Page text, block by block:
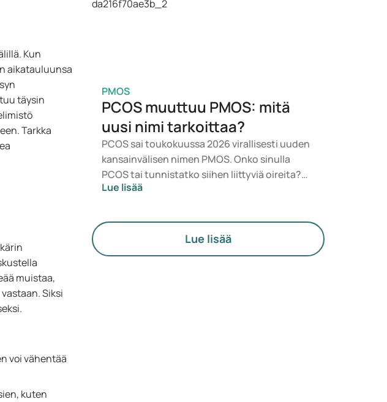
Kun
aikatauluunsa
täysin
Tarkka
muistaa,
Siksi
voi vähentää
kuten
lääkityksen perusteella.
PMOS
PCOS muuttuu PMOS: mitä
uusi nimi tarkoittaa?
PCOS sai toukokuussa 2026 virallisesti uuden
kansainvälisen nimen PMOS. Onko sinulla
PCOS tai tunnistatko siihen liittyviä oireita?
Lääketieteellisesti mikään ei muutu heti. Uusi
aineenvaihduntaa ja munasarjojen toimintaa.
Lue lisää
Lue lisää